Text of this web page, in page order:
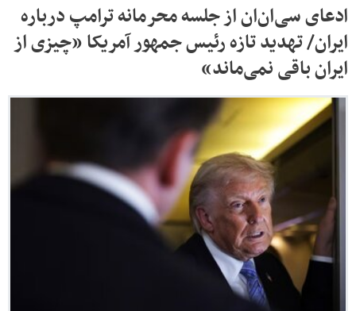
ادعای سی‌ان‌ان از جلسه محرمانه ترامپ درباره
ایران/ تهدید تازه رئیس جمهور آمریکا «چیزی از
ایران باقی نمی‌ماند»